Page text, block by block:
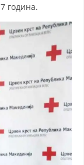
КАТАСТРОФИ
година.